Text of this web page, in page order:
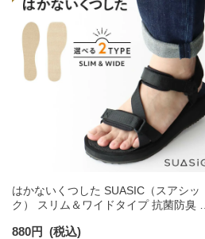
はかないくつした SUASIC（スアシッ
ク） スリム＆ワイドタイプ 抗菌防臭 ソ
日発送】 96405001
880円 (税込)